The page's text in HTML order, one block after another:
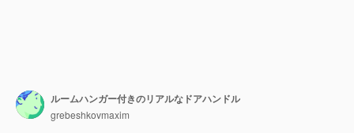
ルームハンガー付きのリアルなドアハンドル
grebeshkovmaxim